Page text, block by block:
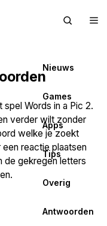
Nieuws
Games
Apps
Tips
Overig
Antwoorden
Words in a Pic 2.
verder wilt zonder
welke je zoekt
een reactie plaatsen
de gekregen letters